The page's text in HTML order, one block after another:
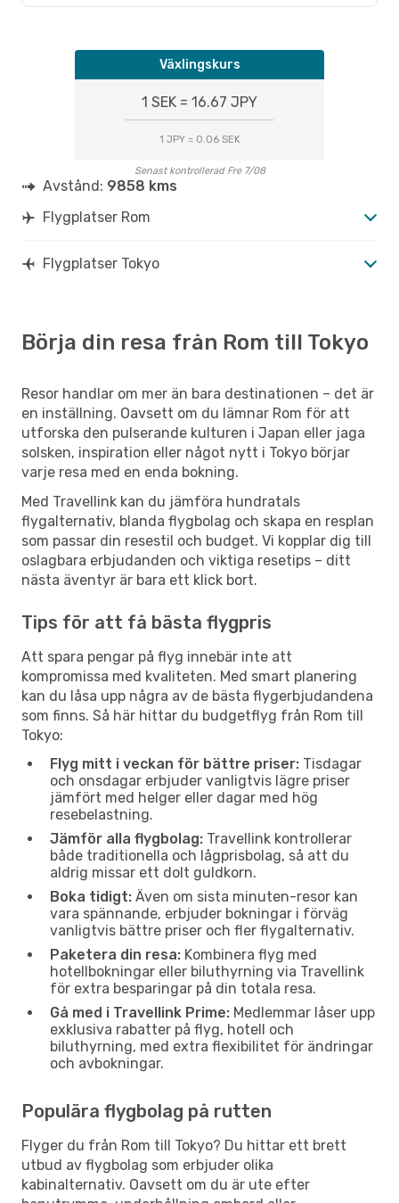
Växlingskurs
1 SEK = 16.67 JPY
1 JPY = 0.06 SEK
Senast kontrollerad Fre 7/08
Avstånd: 9858 kms
Flygplatser Rom
Flygplatser Tokyo
Börja din resa från Rom till Tokyo
Resor handlar om mer än bara destinationen – det är
en inställning. Oavsett om du lämnar Rom för att
utforska den pulserande kulturen i Japan eller jaga
solsken, inspiration eller något nytt i Tokyo börjar
varje resa med en enda bokning.
Med Travellink kan du jämföra hundratals
flygalternativ, blanda flygbolag och skapa en resplan
som passar din resestil och budget. Vi kopplar dig till
oslagbara erbjudanden och viktiga resetips – ditt
nästa äventyr är bara ett klick bort.
Tips för att få bästa flygpris
Att spara pengar på flyg innebär inte att
kompromissa med kvaliteten. Med smart planering
kan du låsa upp några av de bästa flygerbjudandena
som finns. Så här hittar du budgetflyg från Rom till
Tokyo:
Flyg mitt i veckan för bättre priser: Tisdagar
och onsdagar erbjuder vanligtvis lägre priser
jämfört med helger eller dagar med hög
resebelastning.
Jämför alla flygbolag: Travellink kontrollerar
både traditionella och lågprisbolag, så att du
aldrig missar ett dolt guldkorn.
Boka tidigt: Även om sista minuten-resor kan
vara spännande, erbjuder bokningar i förväg
vanligtvis bättre priser och fler flygalternativ.
Paketera din resa: Kombinera flyg med
hotellbokningar eller biluthyrning via Travellink
för extra besparingar på din totala resa.
Gå med i Travellink Prime: Medlemmar låser upp
exklusiva rabatter på flyg, hotell och
biluthyrning, med extra flexibilitet för ändringar
och avbokningar.
Populära flygbolag på rutten
Flyger du från Rom till Tokyo? Du hittar ett brett
utbud av flygbolag som erbjuder olika
kabinalternativ. Oavsett om du är ute efter